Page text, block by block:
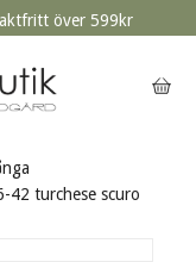
över 599kr
42 turchese scuro